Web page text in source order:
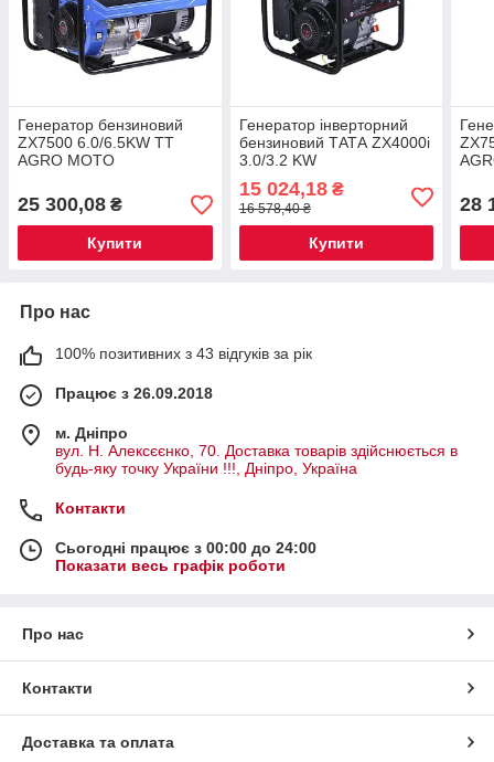
Генератор бензиновий
ZX7500 6.0/6.5KW TT
AGRO MOTO
25 300,08 ₴
Купити
Генератор інверторний
бензиновий ТАТА ZX4000i
3.0/3.2 KW
15 024,18₴
16 578,40 ₴
Купити
28
Про нас
100% позитивних з 43 відгуків за рік
Працює з 26.09.2018
м. Дніпро
вул. Н. Алексєєнко, 70. Доставка товарів здійснюється в
будь-яку точку України !!!, Дніпро, Україна
Контакти
Сьогодні працює з 00:00 до 24:00
Показати весь графік роботи
Про нас
Контакти
Доставка та оплата